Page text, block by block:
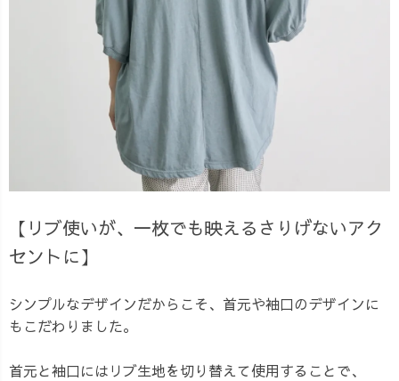
【リブ使いが、一枚でも映えるさりげないアク
セントに】
シンプルなデザインだからこそ、首元や袖口のデザインに
もこだわりました。
首元と袖口にはリブ生地を切り替えて使用することで、